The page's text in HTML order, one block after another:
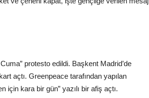
protesto edildi. Başkent Madrid’de
açtı. Greenpeace tarafından yapılan
için kara bir gün” yazılı bir afiş açtı.